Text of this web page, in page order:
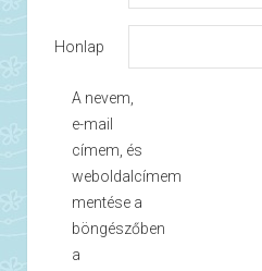
Honlap
A nevem,
e-mail
címem, és
weboldalcímem
mentése a
böngészőben
a